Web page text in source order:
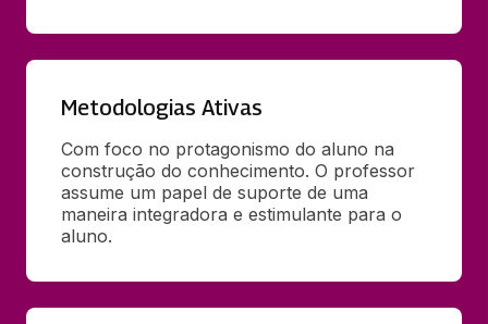
Metodologias Ativas
Com foco no protagonismo do aluno na
construção do conhecimento. O professor
assume um papel de suporte de uma
maneira integradora e estimulante para o
aluno.